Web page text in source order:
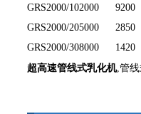
GRS2000/102000
9200
GRS2000/205000
2850
GRS2000/308000
1420
超高速管线式乳化机,管